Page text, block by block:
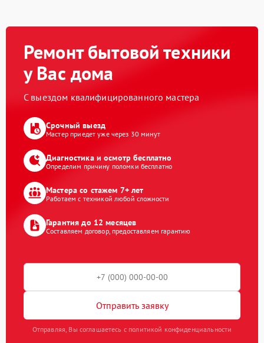
Ремонт бытовой техники
у Вас дома
С выездом квалифицированного мастера
Срочный выезд
Мастер приедет уже через 30 минут
Диагностика и осмотр бесплатно
Определим причину поломки бесплатно
Мастера со стажем 7+ лет
Работаем с техникой любой сложности
Гарантия до 12 месяцев
Составляем договор, предоставляем гарантию
Отправить заявку
Отправляя, Вы соглашаетесь с политикой конфиденциальности